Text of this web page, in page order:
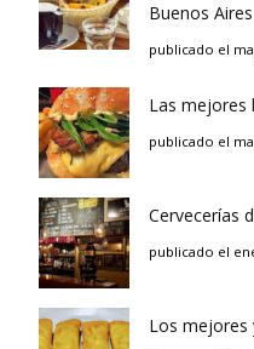
Buenos Aires
publicado el
Las mejores
publicado el
Cervecerías
publicado el
Los mejores